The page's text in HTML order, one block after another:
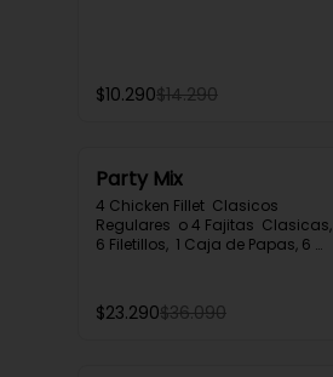
$10.290$14.290
Party Mix
4 Chicken Fillet  Clasicos
Regulares  o 4 Fajitas  Clasicas,
6 Filetillos,  1 Caja de Papas, 6
$23.290$36.090